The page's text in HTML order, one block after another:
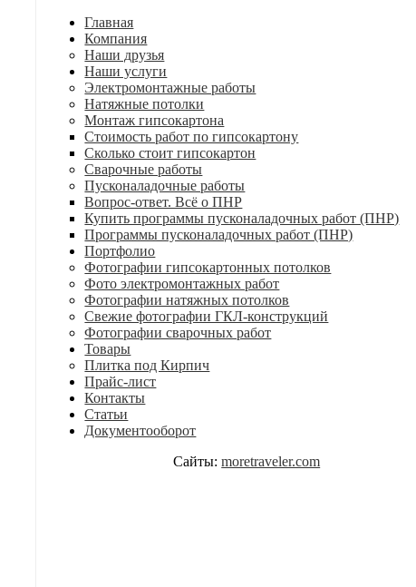
Главная
Компания
Наши друзья
Наши услуги
Электромонтажные работы
Натяжные потолки
Монтаж гипсокартона
Стоимость работ по гипсокартону
Сколько стоит гипсокартон
Сварочные работы
Пусконаладочные работы
Вопрос-ответ. Всё о ПНР
Купить программы пусконаладочных работ (ПНР)
Программы пусконаладочных работ (ПНР)
Портфолио
Фотографии гипсокартонных потолков
Фото электромонтажных работ
Фотографии натяжных потолков
Свежие фотографии ГКЛ-конструкций
Фотографии сварочных работ
Товары
Плитка под Кирпич
Прайс-лист
Контакты
Статьи
Документооборот
Сайты:moretraveler.com